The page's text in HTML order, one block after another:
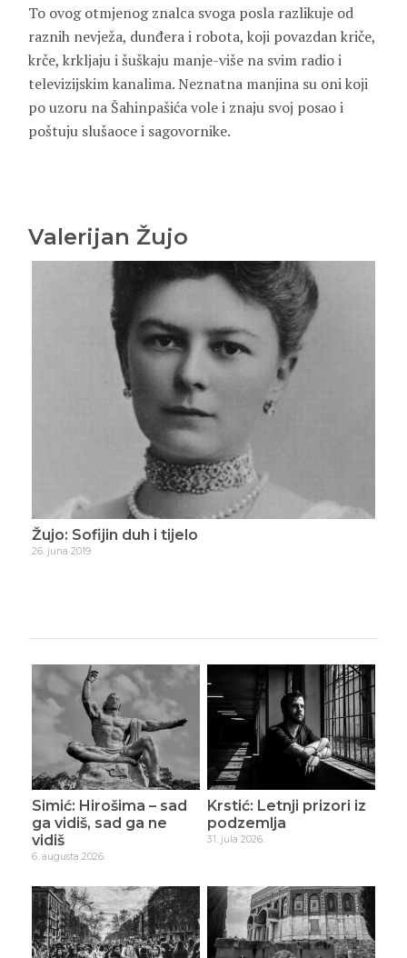
To ovog otmjenog znalca svoga posla razlikuje od
raznih nevježa, dunđera i robota, koji povazdan kriče,
krče, krkljaju i šuškaju manje-više na svim radio i
televizijskim kanalima. Neznatna manjina su oni koji
po uzoru na Šahinpašića vole i znaju svoj posao i
poštuju slušaoce i sagovornike.
Valerijan Žujo
Žujo: Sofijin duh i tijelo
26. juna 2019.
Simić: Hirošima – sad
ga vidiš, sad ga ne
vidiš
6. augusta 2026.
Krstić: Letnji prizori iz
podzemlja
31. jula 2026.